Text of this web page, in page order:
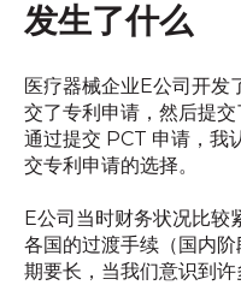
发生了什么
医疗器械企业E公司开发
交了专利申请，然后提交
通过提交 PCT 申请，我
交专利申请的选择。
E公司当时财务状况比较
各国的过渡手续（国内
期要长，当我们意识到